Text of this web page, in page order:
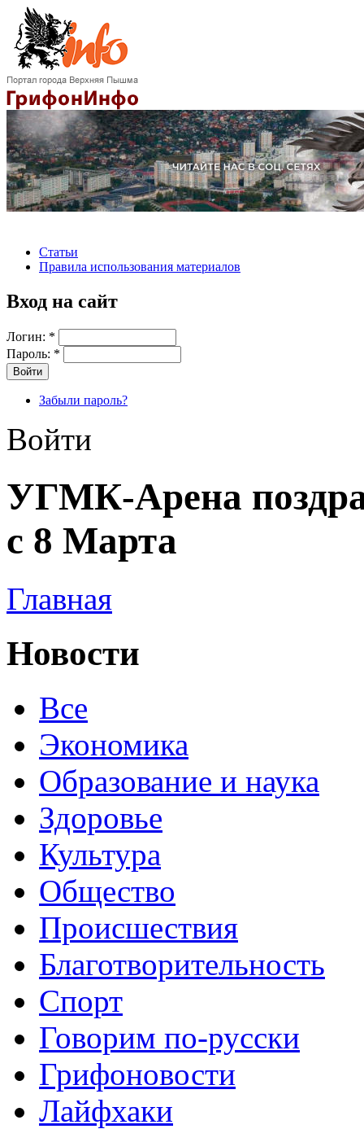
Статьи
Правила использования материалов
Вход на сайт
Логин: *
Пароль: *
Забыли пароль?
Войти
УГМК-Арена
с 8 Марта
Главная
Новости
Все
Экономика
Образование и наука
Здоровье
Культура
Общество
Происшествия
Благотворительность
Спорт
Говорим по-русски
Грифоновости
Лайфхаки